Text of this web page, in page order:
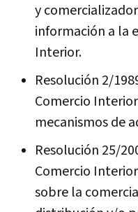
y
información a la
Interior.
Resolución 2/
Comercio
mecanismos de
Resolución 25/
Comercio
sobre la